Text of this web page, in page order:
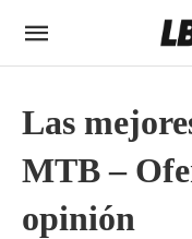
Las
MTB –
opinión